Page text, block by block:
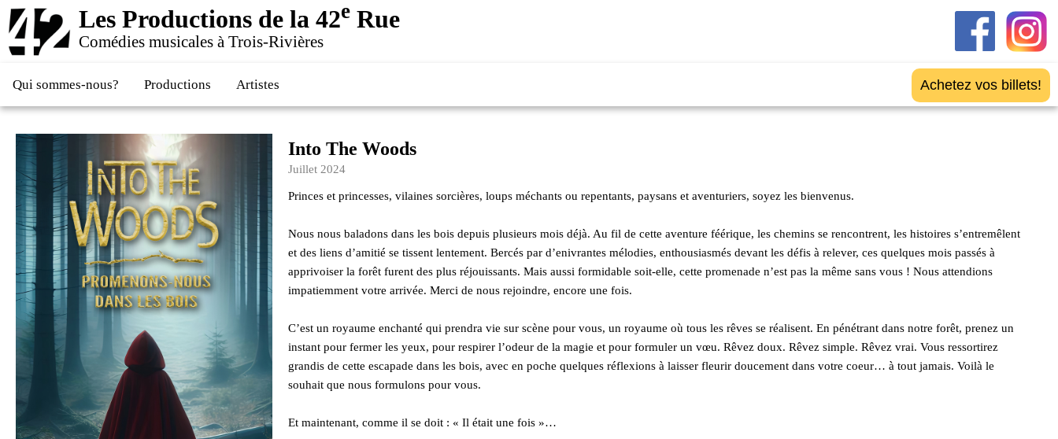
Les Productions de la 42e Rue
Comédies musicales à Trois-Rivières
Achetez vos billets!
Qui sommes-nous? Productions Artistes
Into The Woods
Juillet 2024
Princes et princesses, vilaines sorcières, loups méchants ou repentants, paysans et aventuriers, soyez les bienvenus.
Nous nous baladons dans les bois depuis plusieurs mois déjà. Au fil de cette aventure féérique, les chemins se rencontrent, les histoires s’entremêlent
et des liens d’amitié se tissent lentement. Bercés par d’enivrantes mélodies, enthousiasmés devant les défis à relever, ces quelques mois passés à
apprivoiser la forêt furent des plus réjouissants. Mais aussi formidable soit-elle, cette promenade n’est pas la même sans vous ! Nous attendions
impatiemment votre arrivée. Merci de nous rejoindre, encore une fois.
C’est un royaume enchanté qui prendra vie sur scène pour vous, un royaume où tous les rêves se réalisent. En pénétrant dans notre forêt, prenez un
instant pour fermer les yeux, pour respirer l’odeur de la magie et pour formuler un vœu. Rêvez doux. Rêvez simple. Rêvez vrai. Vous ressortirez
grandis de cette escapade dans les bois, avec en poche quelques réflexions à laisser fleurir doucement dans votre coeur… à tout jamais. Voilà le
souhait que nous formulons pour vous.
Et maintenant, comme il se doit : « Il était une fois »…